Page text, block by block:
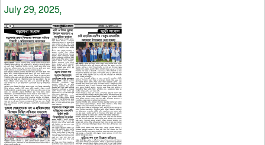
July 29, 2025,